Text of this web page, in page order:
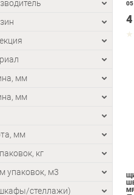
мм
мм
мм
кг
упаковок, м3
стеллажи)